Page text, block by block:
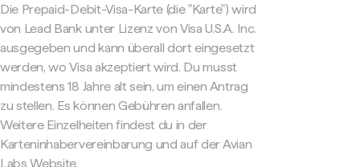
Die Prepaid-Debit-Visa-Karte (die "Karte") wird
von Lead Bank unter Lizenz von Visa U.S.A. Inc.
ausgegeben und kann überall dort eingesetzt
werden, wo Visa akzeptiert wird. Du musst
mindestens 18 Jahre alt sein, um einen Antrag
zu stellen. Es können Gebühren anfallen.
Weitere Einzelheiten findest du in der
Karteninhabervereinbarung und auf der Avian
Labs Website.